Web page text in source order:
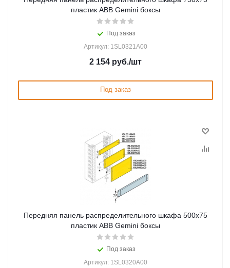
пластик ABB Gemini боксы
Под заказ
Артикул: 1SL0321A00
2 154 руб./шт
Под заказ
Передняя панель распределительного шкафа 500x75
пластик ABB Gemini боксы
Под заказ
Артикул: 1SL0320A00